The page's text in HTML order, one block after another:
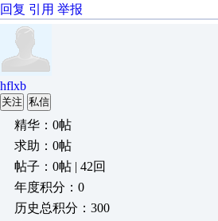
回复 引用 举报
hflxb
关注 私信
精华：0帖
求助：0帖
帖子：0帖 | 42回
年度积分：0
历史总积分：300